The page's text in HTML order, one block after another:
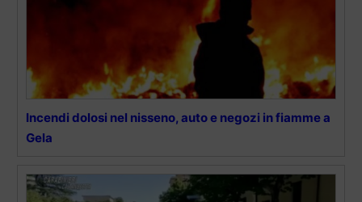
Incendi dolosi nel nisseno, auto e negozi in fiamme a
Gela